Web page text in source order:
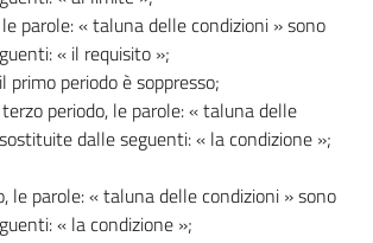
parole: « taluna delle condizioni » sono
« il requisito »;
primo periodo è soppresso;
periodo, le parole: « taluna delle
dalle seguenti: « la condizione »;
le parole: « taluna delle condizioni » sono
« la condizione »;